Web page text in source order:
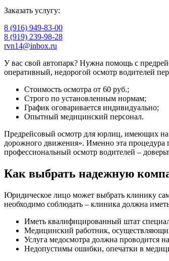
Заказать услугу:
8 (916) 949-83-00
8 (919) 239-98-28
rvn14@inbox.ru
У вас свой автопарк? Нужна помощь с
оперативный, недорогой осмотр водителей
Стоимость осмотра от 60 руб.;
Строго по установленным нормам;
График оговаривается индивидуально;
Опытный медицинский персонал.
Предрейсовый осмотр для юрлиц, имеющих на
дорожного движения». Именно эта процедура
профессиональный осмотр водителей –
Как выбрать надежную
Юридическое лицо может выбрать клинику
необходимо соблюдать – клиника должна
Иметь квалифицированный штат
Медицинский работник,
Услуга медосмотра должна проводится
Недопустимы ошибки, опечатки в